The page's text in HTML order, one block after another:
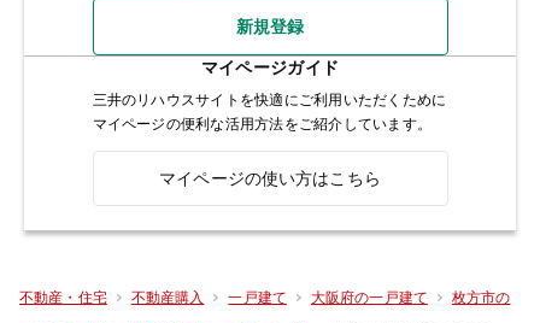
新規登録
マイページガイド
三井のリハウスサイトを快適にご利用いただくために
マイページの便利な活用方法をご紹介しています。
マイページの使い方はこちら
不動産・住宅 不動産購入 一戸建て 大阪府の一戸建て 枚方市の